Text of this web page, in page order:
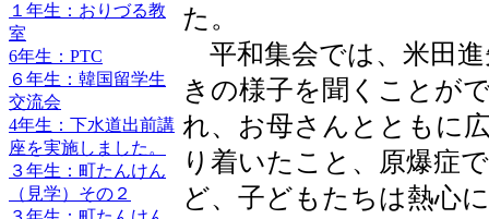
１年生：おりづる教
室
6年生：PTC
６年生：韓国留学生
交流会
4年生：下水道出前講
座を実施しました。
３年生：町たんけん
（見学）その２
た。
平和集会では、米田
きの様子を聞くことが
れ、お母さんとともに
り着いたこと、原爆症
ど、子どもたちは熱心